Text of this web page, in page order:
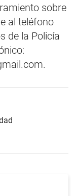
sobre
al teléfono
de la Policía
.